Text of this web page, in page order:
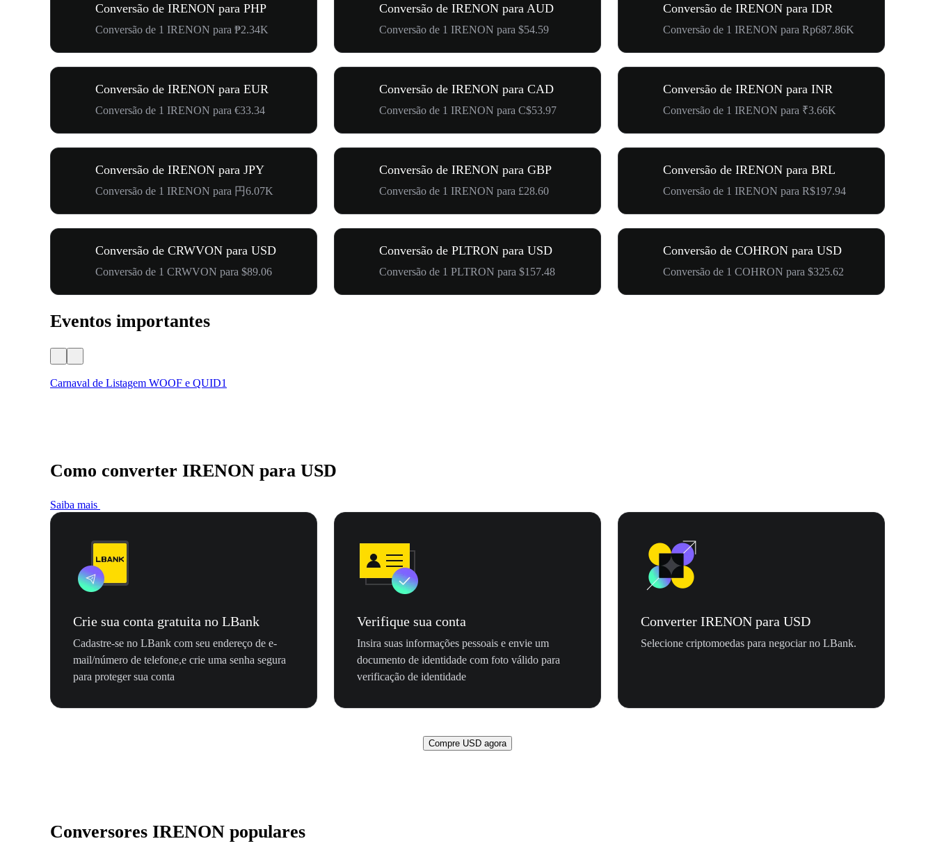
Conversão de IRENON para PHP
Conversão de 1 IRENON para ₱2.34K
Conversão de IRENON para AUD
Conversão de 1 IRENON para $54.59
Conversão de IRENON para IDR
Conversão de 1 IRENON para Rp687.86K
Conversão de IRENON para EUR
Conversão de 1 IRENON para €33.34
Conversão de IRENON para CAD
Conversão de 1 IRENON para C$53.97
Conversão de IRENON para INR
Conversão de 1 IRENON para ₹3.66K
Conversão de IRENON para JPY
Conversão de 1 IRENON para 円6.07K
Conversão de IRENON para GBP
Conversão de 1 IRENON para £28.60
Conversão de IRENON para BRL
Conversão de 1 IRENON para R$197.94
Conversão de CRWVON para USD
Conversão de 1 CRWVON para $89.06
Conversão de PLTRON para USD
Conversão de 1 PLTRON para $157.48
Conversão de COHRON para USD
Conversão de 1 COHRON para $325.62
Eventos importantes
Carnaval de Listagem WOOF e QUID1
Como converter IRENON para USD
Saiba mais
Crie sua conta gratuita no LBank
Cadastre-se no LBank com seu endereço de e-
mail/número de telefone,e crie uma senha segura
para proteger sua conta
Verifique sua conta
Insira suas informações pessoais e envie um
documento de identidade com foto válido para
verificação de identidade
Converter IRENON para USD
Selecione criptomoedas para negociar no LBank.
Compre USD agora
Conversores IRENON populares